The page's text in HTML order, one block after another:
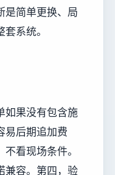
是简单更换、局
系统。
如果没有包含施
易后期追加费
看现场条件。
兼容。第四，验